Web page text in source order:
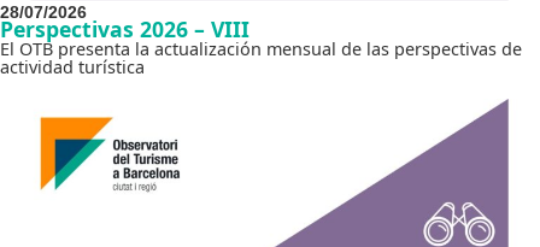
28/07/2026
Perspectivas 2026 – VIII
El OTB presenta la actualización mensual de las perspectivas de
actividad turística